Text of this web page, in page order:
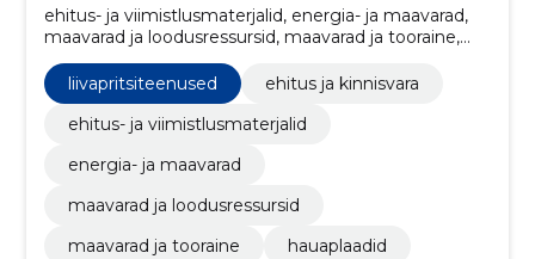
ehitus- ja viimistlusmaterjalid, energia- ja maavarad,
maavarad ja loodusressursid, maavarad ja tooraine,
Hauaplaadid, Klaasitööd, liivapritsiteenused, ehitus ja
kinnisvara
liivapritsiteenused
ehitus ja kinnisvara
ehitus- ja viimistlusmaterjalid
energia- ja maavarad
maavarad ja loodusressursid
maavarad ja tooraine
hauaplaadid